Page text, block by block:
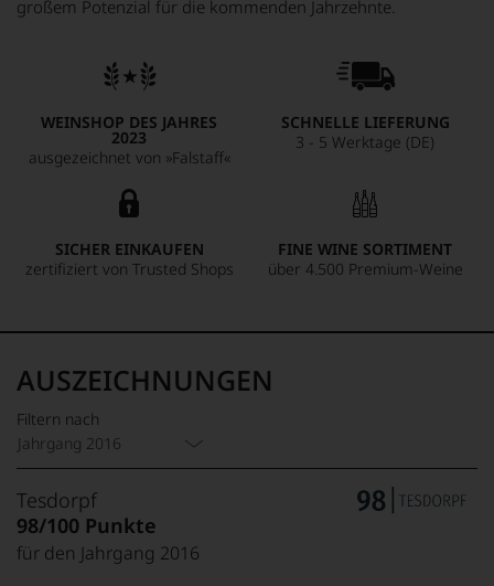
großem Potenzial für die kommenden Jahrzehnte.
WEINSHOP DES JAHRES
2023
ausgezeichnet von »Falstaff«
SCHNELLE LIEFERUNG
3 - 5 Werktage (DE)
SICHER EINKAUFEN
zertifiziert von Trusted Shops
FINE WINE SORTIMENT
über 4.500 Premium-Weine
AUSZEICHNUNGEN
Filtern nach
Jahrgang 2016
Tesdorpf
98/100 Punkte
für den Jahrgang 2016